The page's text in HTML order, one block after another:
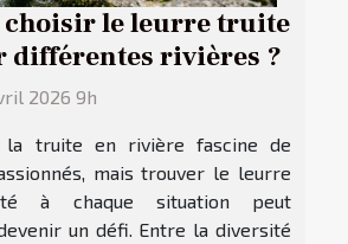
choisir le leurre truite
différentes rivières ?
2026 9h
la truite en rivière fascine de
mais trouver le leurre
à chaque situation peut
un défi. Entre la diversité